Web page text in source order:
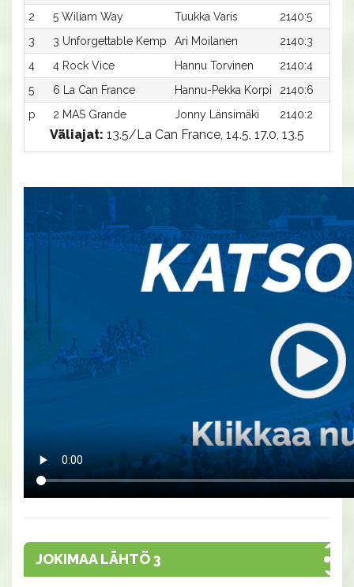
2
5 Wiliam Way Tuukka Varis
2140:5
3
3 Unforgettable Kemp Ari Moilanen
2140:3
4
4 Rock Vice Hannu Torvinen
2140:4
5
6 La Can France Hannu-Pekka Korpi
2140:6
p
2 MAS Grande Jonny Länsimäki 2140:2
Väliajat: 13.5/La Can France, 14.5, 17.0, 13.5
JOKIMAA LÄHTÖ 3